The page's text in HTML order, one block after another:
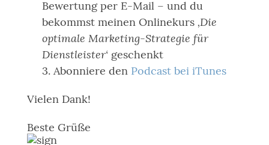
Bewertung per E-Mail – und du
bekommst meinen Onlinekurs ‚Die
optimale Marketing-Strategie für
Dienstleister‘geschenkt
Abonniere den Podcast bei iTunes
Vielen Dank!
Beste Grüße